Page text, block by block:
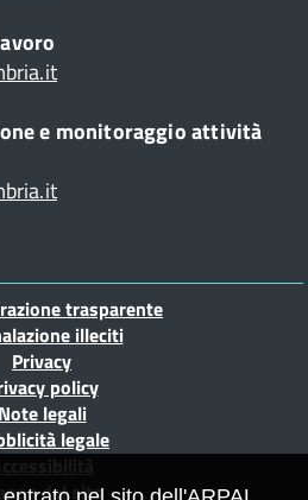
e monitoraggio attività
trasparente
illeciti
Privacy
policy
Note legali
legale
del sito